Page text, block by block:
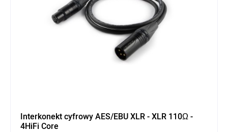
Interkonekt cyfrowy AES/EBU XLR - XLR 110Ω -
4HiFi Core